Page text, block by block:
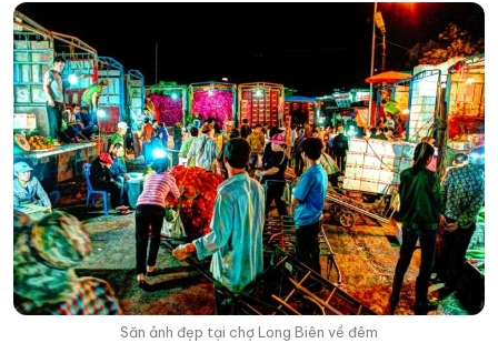
Săn ảnh đẹp tại chợ Long Biên về đêm